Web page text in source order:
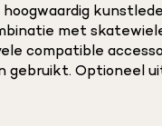
met
compatible
gebruikt. Optioneel